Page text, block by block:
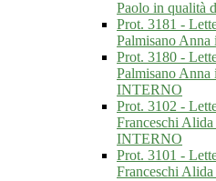
Paolo in qualità
Prot. 3181 -
Palmisano
Prot. 3180 -
Palmisano
INTERNO
Prot. 3102 -
Franceschi
INTERNO
Prot. 3101 -
Franceschi